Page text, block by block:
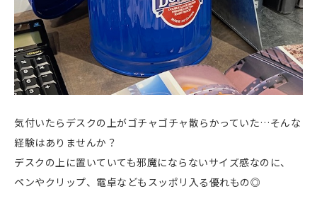
気付いたらデスクの上がゴチャゴチャ散らかっていた…そんな
経験はありませんか？
デスクの上に置いていても邪魔にならないサイズ感なのに、
ペンやクリップ、電卓などもスッポリ入る優れもの◎